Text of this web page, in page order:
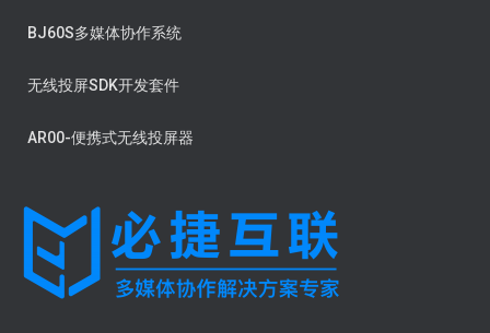
BJ60S多媒体协作系统
无线投屏SDK开发套件
AR00-便携式无线投屏器